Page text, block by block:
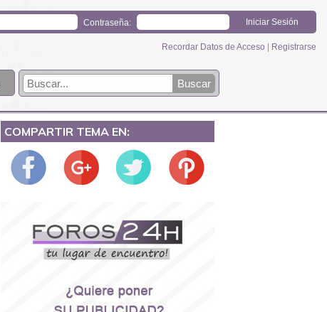
Contraseña:
Recordar Datos de Acceso Registrarse
COMPARTIR TEMA EN: